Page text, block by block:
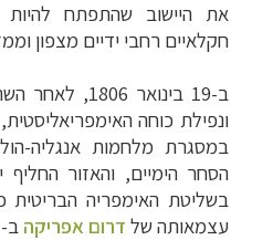
את היישוב שהתפתח להיות
חקלאיים רחבי ידיים מצפון
ב-19 בינואר
ונפילת כוחה
במסגרת מלחמות אנגליה-
הסחר הימיים, והאזור
בשליטת האימפריה
עצמאותה של דרום אפריקה ב- 1910.